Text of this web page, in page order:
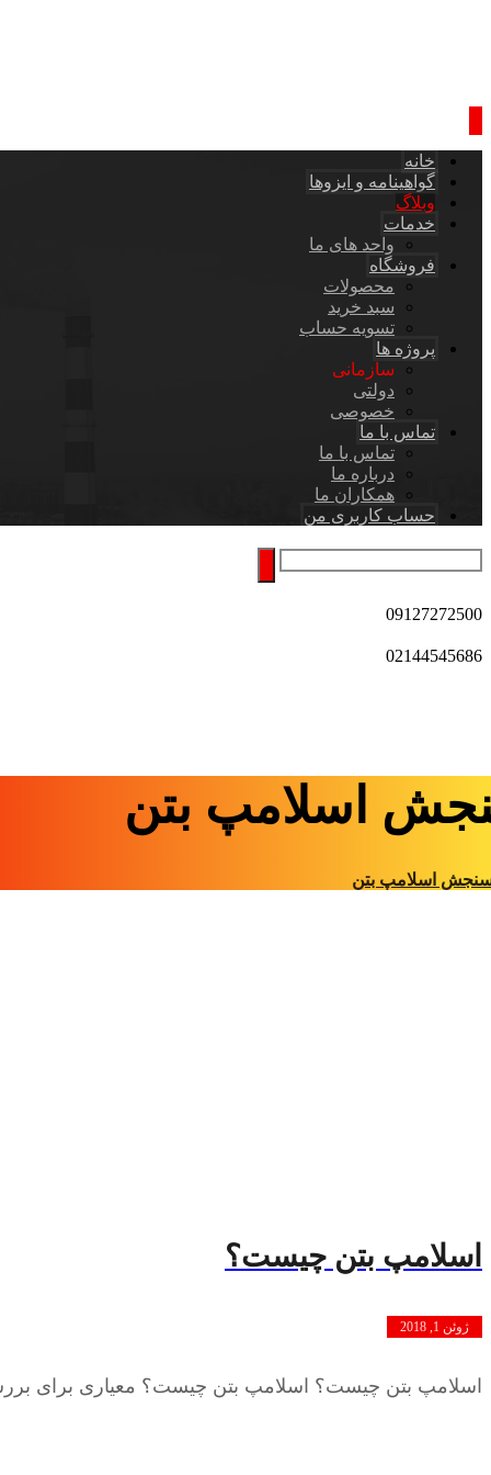
خانه
گواهینامه و ایزوها
وبلاگ
خدمات
واحد های ما
فروشگاه
محصولات
سبد خرید
تسویه حساب
پروژه ها
سازمانی
دولتی
خصوصی
تماس با ما
تماس با ما
درباره ما
همکاران ما
حساب کاربری من
09127272500
02144545686
اسلامپ بتن
اسلامپ بتن
اسلامپ بتن چیست؟
ژوئن 1, 2018
اسلامپ بتن چیست؟ اسلامپ بتن چیست؟ معیاری برای